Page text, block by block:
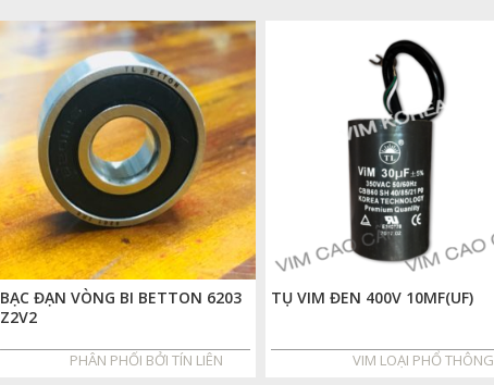
BẠC ĐẠN VÒNG BI BETTON 6203
Z2V2
PHÂN PHỐI BỞI TÍN LIÊN
TỤ VIM ĐEN 400V 10MF(UF)
VIM LOẠI PHỔ THÔNG